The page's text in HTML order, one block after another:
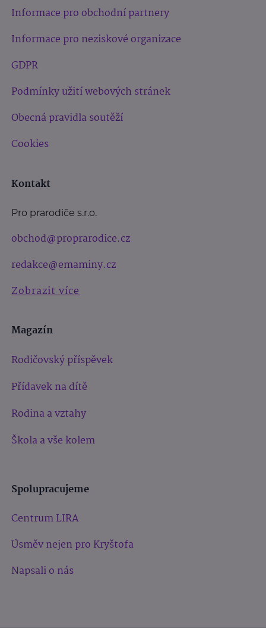
Informace pro obchodní partnery
Informace pro neziskové organizace
GDPR
Podmínky užití webových stránek
Obecná pravidla soutěží
Cookies
Kontakt
Pro prarodiče s.r.o.
obchod@proprarodice.cz
redakce@emaminy.cz
Zobrazit více
Magazín
Rodičovský příspěvek
Přídavek na dítě
Rodina a vztahy
Škola a vše kolem
Spolupracujeme
Centrum LIRA
Úsměv nejen pro Kryštofa
Napsali o nás